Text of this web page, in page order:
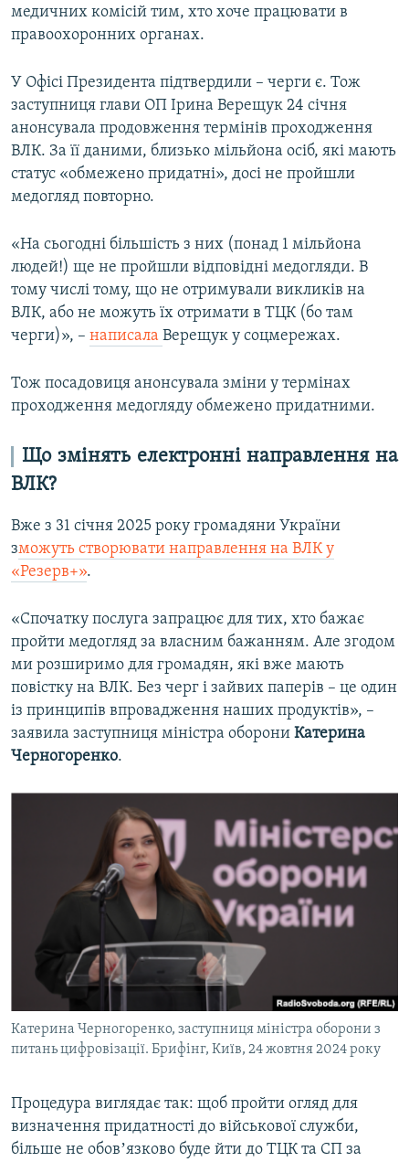
медичних комісій тим, хто хоче працювати в
правоохоронних органах.
У Офісі Президента підтвердили – черги є. Тож
заступниця глави ОП Ірина Верещук 24 січня
анонсувала продовження термінів проходження
ВЛК. За її даними, близько мільйона осіб, які мають
статус «обмежено придатні», досі не пройшли
медогляд повторно.
«На сьогодні більшість з них (понад 1 мільйона
людей!) ще не пройшли відповідні медогляди. В
тому числі тому, що не отримували викликів на
ВЛК, або не можуть їх отримати в ТЦК (бо там
черги)», – написала Верещук у соцмережах.
Тож посадовиця анонсувала зміни у термінах
проходження медогляду обмежено придатними.
Що змінять електронні направлення на
ВЛК?
Вже з 31 січня 2025 року громадяни України
зможуть створювати направлення на ВЛК у
«Резерв+».
«Спочатку послуга запрацює для тих, хто бажає
пройти медогляд за власним бажанням. Але згодом
ми розширимо для громадян, які вже мають
повістку на ВЛК. Без черг і зайвих паперів – це один
із принципів впровадження наших продуктів», –
заявила заступниця міністра оборони Катерина
Черногоренко.
Катерина Черногоренко, заступниця міністра оборони з
питань цифровізації. Брифінг, Київ, 24 жовтня 2024 року
Процедура виглядає так: щоб пройти огляд для
визначення придатності до військової служби,
більше не обовʼязково буде йти до ТЦК та СП за